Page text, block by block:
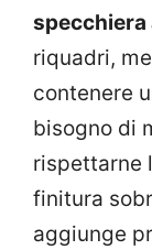
specchiera
riquadri,
contenere
bisogno di
rispettarne
finitura
aggiunge